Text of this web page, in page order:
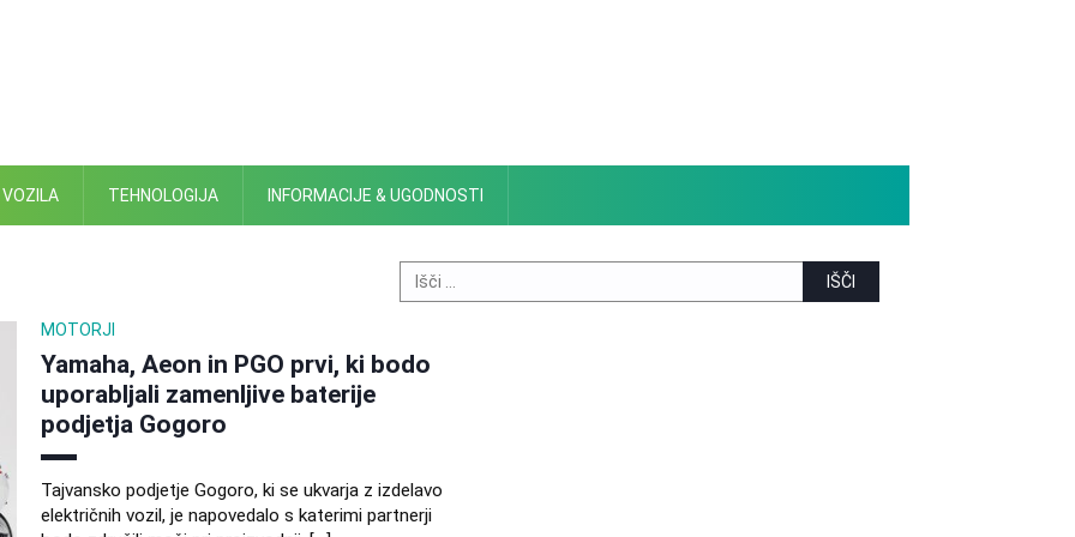
TEHNOLOGIJA INFORMACIJE & UGODNOSTI
Search
for:
MOTORJI
Yamaha, Aeon in PGO prvi, ki bodo
uporabljali zamenljive baterije
podjetja Gogoro
Tajvansko podjetje Gogoro, ki se ukvarja z izdelavo
električnih vozil, je napovedalo s katerimi partnerji